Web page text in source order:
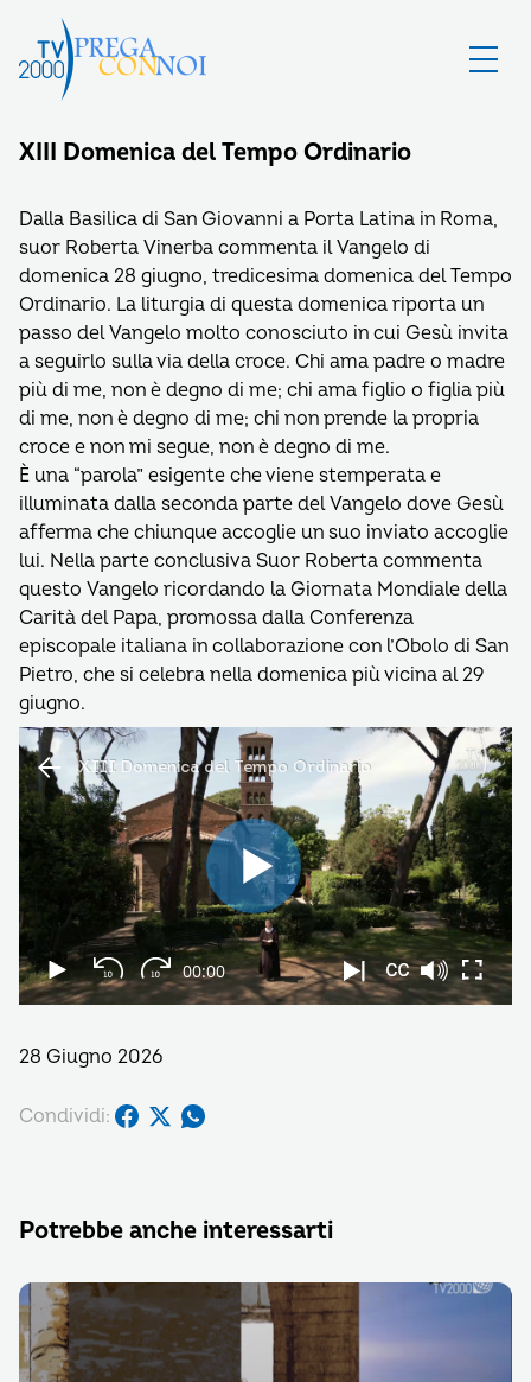
XIII Domenica del Tempo Ordinario
Dalla Basilica di San Giovanni a Porta Latina in Roma,
suor Roberta Vinerba commenta il Vangelo di
domenica 28 giugno, tredicesima domenica del Tempo
Ordinario. La liturgia di questa domenica riporta un
passo del Vangelo molto conosciuto in cui Gesù invita
a seguirlo sulla via della croce. Chi ama padre o madre
più di me, non è degno di me; chi ama figlio o figlia più
di me, non è degno di me; chi non prende la propria
croce e non mi segue, non è degno di me.
È una “parola” esigente che viene stemperata e
illuminata dalla seconda parte del Vangelo dove Gesù
afferma che chiunque accoglie un suo inviato accoglie
lui. Nella parte conclusiva Suor Roberta commenta
questo Vangelo ricordando la Giornata Mondiale della
Carità del Papa, promossa dalla Conferenza
episcopale italiana in collaborazione con l’Obolo di San
Pietro, che si celebra nella domenica più vicina al 29
giugno.
28 Giugno 2026
Condividi:
Potrebbe anche interessarti